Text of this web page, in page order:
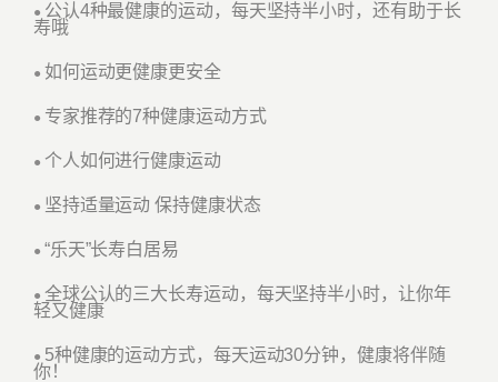
● 公认4种最健康的运动，每天坚持半小时，还有助于长
寿哦
● 如何运动更健康更安全
● 专家推荐的7种健康运动方式
● 个人如何进行健康运动
● 坚持适量运动 保持健康状态
● “乐天”长寿白居易
● 全球公认的三大长寿运动，每天坚持半小时，让你年
轻又健康
● 5种健康的运动方式，每天运动30分钟，健康将伴随
你！